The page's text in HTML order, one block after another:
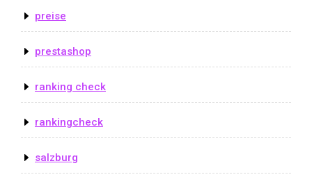
preise
prestashop
ranking check
rankingcheck
salzburg